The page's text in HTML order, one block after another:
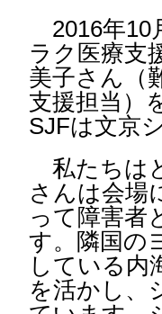
2016年10
ラク医療支
美子さん（
支援担当）
SJFは文京
私たちは
さんは会場
って障害者
す。隣国の
している内
を活かし、